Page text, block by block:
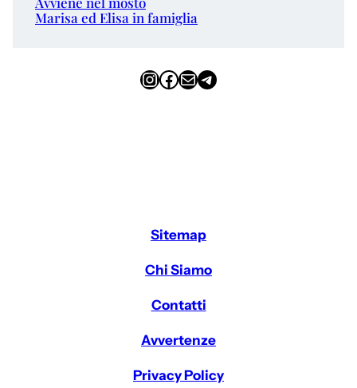
Marisa ed Elisa in famiglia
InstagramFacebook Email Telegram
Sitemap
Chi Siamo
Contatti
Avvertenze
Privacy Policy